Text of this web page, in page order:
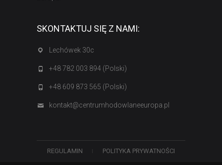
SKONTAKTUJ SIĘ Z NAMI:
Lechówek 30c
+48 782 003 894 (Polski)
+48 609 873 565 (Polski)
kontakt@centrumhodowlaneeuropa.pl
REGULAMIN POLITYKA PRYWATNOŚCI